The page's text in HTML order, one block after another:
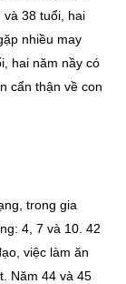
và 38 tuổi, hai
nhiều may
hai năm nầy có
cẩn thận về con
trong gia
4, 7 và 10. 42
việc làm ăn
Năm 44 và 45